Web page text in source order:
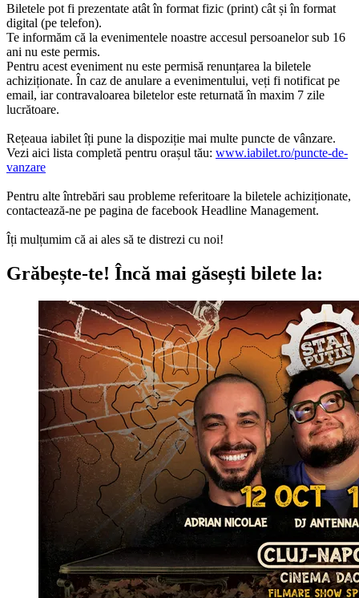
Biletele pot fi prezentate atât în format fizic (print) cât și în format
digital (pe telefon).
Te informăm că la evenimentele noastre accesul persoanelor sub 16
ani nu este permis.
Pentru acest eveniment nu este permisă renunțarea la biletele
achiziționate. În caz de anulare a evenimentului, veți fi notificat pe
email, iar contravaloarea biletelor este returnată în maxim 7 zile
lucrătoare.
Rețeaua iabilet îți pune la dispoziție mai multe puncte de vânzare.
Vezi aici lista completă pentru orașul tău: www.iabilet.ro/puncte-de-
vanzare
Pentru alte întrebări sau probleme referitoare la biletele achiziționate,
contactează-ne pe pagina de facebook Headline Management.
Îți mulțumim că ai ales să te distrezi cu noi!
Grăbește-te! Încă mai găsești bilete la: